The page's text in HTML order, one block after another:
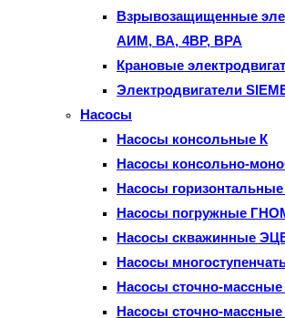
Взрывозащищенные
АИМ, ВА, 4ВР, ВРА
Крановые
Электродвигатели
Насосы
Насосы консольные К
Насосы консольно-
Насосы
Насосы погружные
Насосы скважинные
Насосы
Насосы сточно-
Насосы сточно-